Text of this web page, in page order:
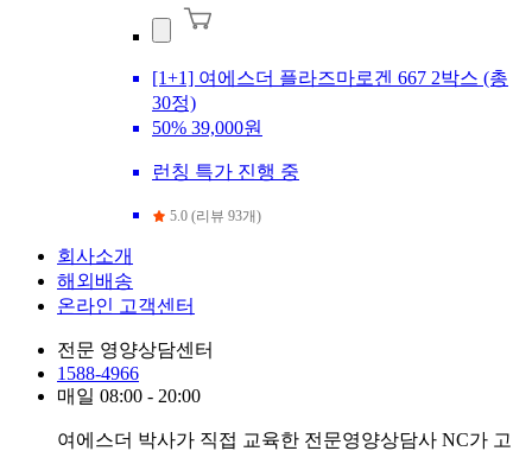
[1+1] 여에스더 플라즈마로겐 667 2박스 (총
30정)
50% 39,000원
런칭 특가 진행 중
5.0 (리뷰 93개)
회사소개
해외배송
온라인 고객센터
전문 영양상담센터
1588-4966
매일 08:00 - 20:00
여에스더 박사가 직접 교육한 전문영양상담사 NC가 고